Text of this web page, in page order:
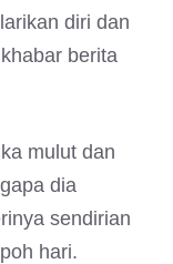
diri dan
berita
mulut dan
dia
sendirian
hari.